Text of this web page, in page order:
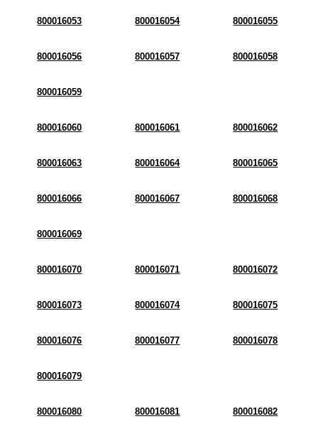
800016053 800016054 800016055
800016056 800016057 800016058
800016059
800016060 800016061 800016062
800016063 800016064 800016065
800016066 800016067 800016068
800016069
800016070 800016071 800016072
800016073 800016074 800016075
800016076 800016077 800016078
800016079
800016080 800016081 800016082